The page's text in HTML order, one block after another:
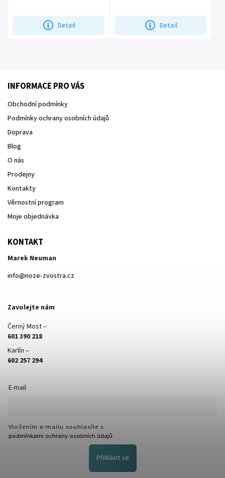
Detail Detail
INFORMACE PRO VÁS
Obchodní podmínky
Podmínky ochrany osobních údajů
Doprava
Blog
O nás
Prodejny
Kontakty
Věrnostní program
Moje objednávka
KONTAKT
Marek Neuman
info@noze-zvostra.cz
Zavolejte nám
Černý Most –
601 390 218
Karlín –
602 257 294
E-mail
Vložením e-mailu souhlasíte s
podmínkami ochrany osobních údajů
Přihlásit se